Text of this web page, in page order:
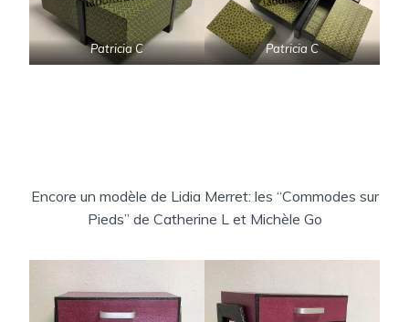
Patricia C Patricia C
Encore un modèle de Lidia Merret: les “Commodes sur
Pieds” de Catherine L et Michèle Go